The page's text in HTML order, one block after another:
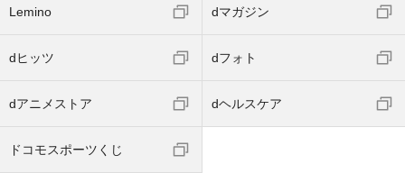
Lemino dマガジン
dヒッツ dフォト
dアニメストア dヘルスケア
ドコモスポーツくじ